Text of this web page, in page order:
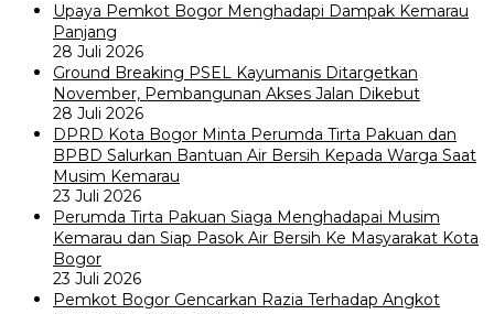
Upaya Pemkot Bogor Menghadapi Dampak Kemarau
Panjang
28 Juli 2026
Ground Breaking PSEL Kayumanis Ditargetkan
November, Pembangunan Akses Jalan Dikebut
28 Juli 2026
DPRD Kota Bogor Minta Perumda Tirta Pakuan dan
BPBD Salurkan Bantuan Air Bersih Kepada Warga Saat
Musim Kemarau
23 Juli 2026
Perumda Tirta Pakuan Siaga Menghadapai Musim
Kemarau dan Siap Pasok Air Bersih Ke Masyarakat Kota
Bogor
23 Juli 2026
Pemkot Bogor Gencarkan Razia Terhadap Angkot